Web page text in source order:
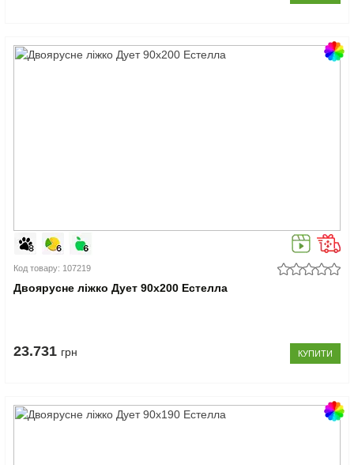
Код товару: 107219
Двоярусне ліжко Дует 90x200 Естелла
23.731 грн КУПИТИ